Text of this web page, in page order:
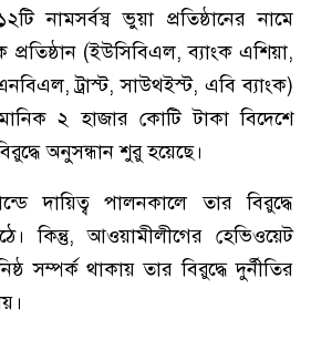
নামসর্বস্ব ভুয়া প্রতিষ্ঠানের নামে
প্রতিষ্ঠান (ইউসিবিএল, ব্যাংক এশিয়া,
ট্রাস্ট, সাউথইস্ট, এবি ব্যাংক)
২ হাজার কোটি টাকা বিদেশে
অনুসন্ধান শুরু হয়েছে।
দায়িত্ব পালনকালে তার বিরুদ্ধে
কিন্তু, আওয়ামীলীগের হেভিওয়েট
সম্পর্ক থাকায় তার বিরুদ্ধে দুর্নীতির